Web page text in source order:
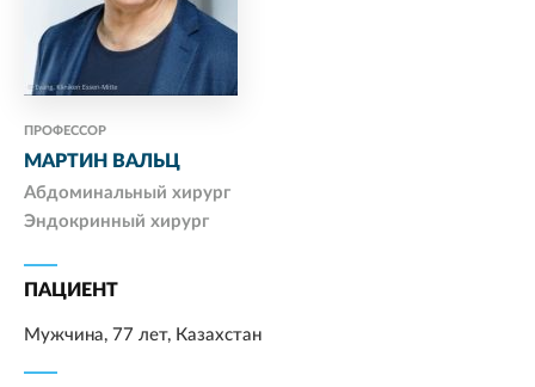
ПРОФЕССОР
МАРТИН ВАЛЬЦ
Абдоминальный хирург
Эндокринный хирург
ПАЦИЕНТ
Мужчина, 77 лет, Казахстан